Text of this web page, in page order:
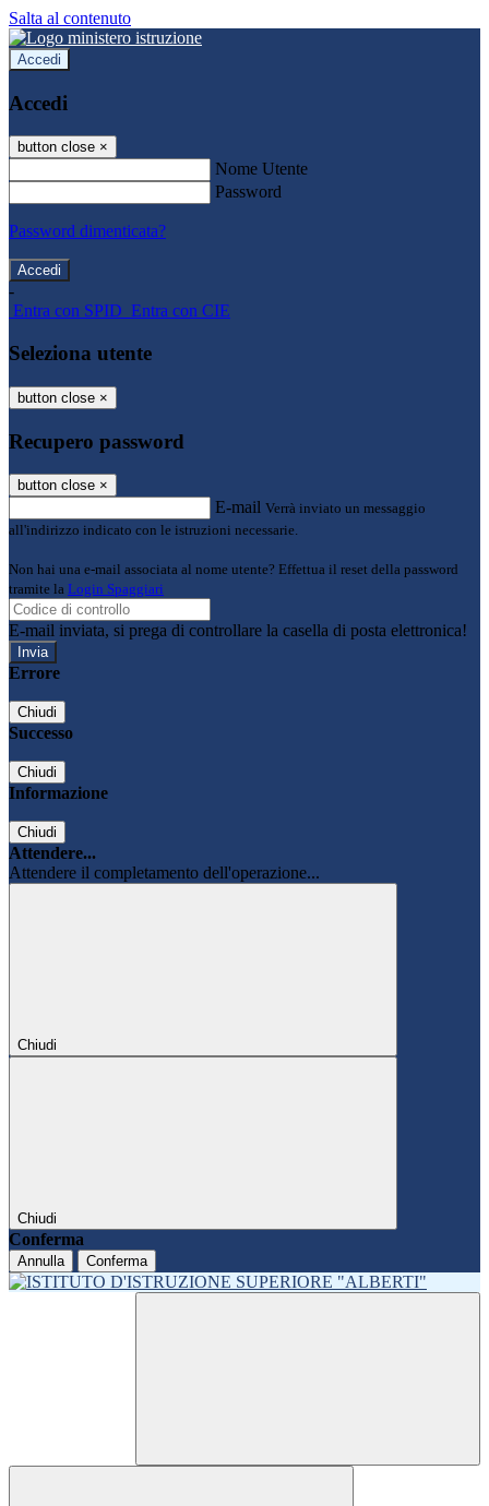
Salta al contenuto
Accedi
Accedi
button close ×
Nome Utente
Password
Password dimenticata?
-
Entra con SPID Entra con CIE
Seleziona utente
button close ×
Recupero password
button close ×
E-mail Verrà inviato un messaggio
all'indirizzo indicato con le istruzioni necessarie.
Non hai una e-mail associata al nome utente? Effettua il reset della password
tramite la Login Spaggiari
E-mail inviata, si prega di controllare la casella di posta elettronica!
Errore
Chiudi
Successo
Chiudi
Informazione
Chiudi
Attendere...
Attendere il completamento dell'operazione...
Chiudi
Chiudi
Conferma
Annulla Conferma